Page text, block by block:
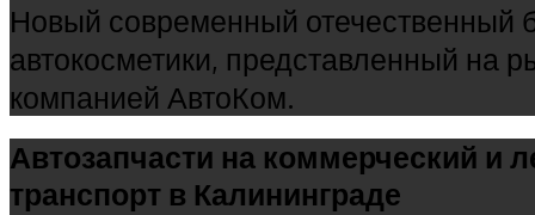
Новый современный отечественный
автокосметики, представленный на
компанией АвтоКом.
Автозапчасти на коммерческий и
транспорт в Калининграде